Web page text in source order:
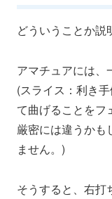
どういうことか説
アマチュアには、
(スライス：利き
て曲げることをフ
厳密には違うかも
ません。)
そうすると、右打